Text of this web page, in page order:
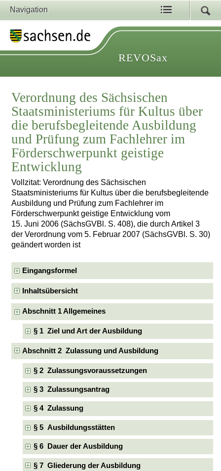
Navigation
REVOSax
Verordnung des Sächsischen
Staatsministeriums für Kultus über
die berufsbegleitende Ausbildung
und Prüfung zum Fachlehrer im
Förderschwerpunkt geistige
Entwicklung
Vollzitat: Verordnung des Sächsischen
Staatsministeriums für Kultus über die berufsbegleitende
Ausbildung und Prüfung zum Fachlehrer im
Förderschwerpunkt geistige Entwicklung vom
15. Juni 2006 (SächsGVBl. S. 408), die durch Artikel 3
der Verordnung vom 5. Februar 2007 (SächsGVBl. S. 30)
geändert worden ist
Eingangsformel
Inhaltsübersicht
Abschnitt 1 Allgemeines
§ 1 Ziel und Art der Ausbildung
Abschnitt 2 Zulassung und Ausbildung
§ 2 Zulassungsvoraussetzungen
§ 3 Zulassungsantrag
§ 4 Zulassung
§ 5 Ausbildungsstätten
§ 6 Dauer der Ausbildung
§ 7 Gliederung der Ausbildung